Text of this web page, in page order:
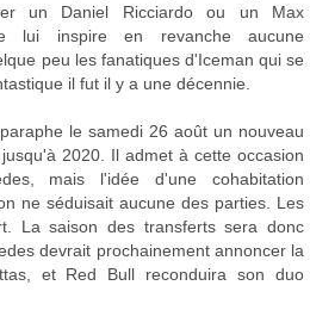
un Daniel Ricciardo ou un Max
lui inspire en revanche aucune
peu les fanatiques d'Iceman qui se
il fut il y a une décennie.
le samedi 26 août un nouveau
2020. Il admet à cette occasion
mais l'idée d'une cohabitation
ne séduisait aucune des parties. Les
La saison des transferts sera donc
devrait prochainement annoncer la
et Red Bull reconduira son duo